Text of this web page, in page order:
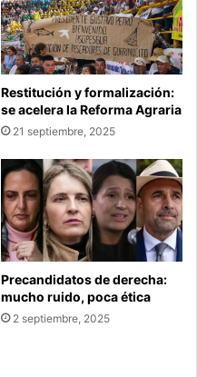
Restitución y formalización:
se acelera la Reforma Agraria
21 septiembre, 2025
Precandidatos de derecha:
mucho ruido, poca ética
2 septiembre, 2025